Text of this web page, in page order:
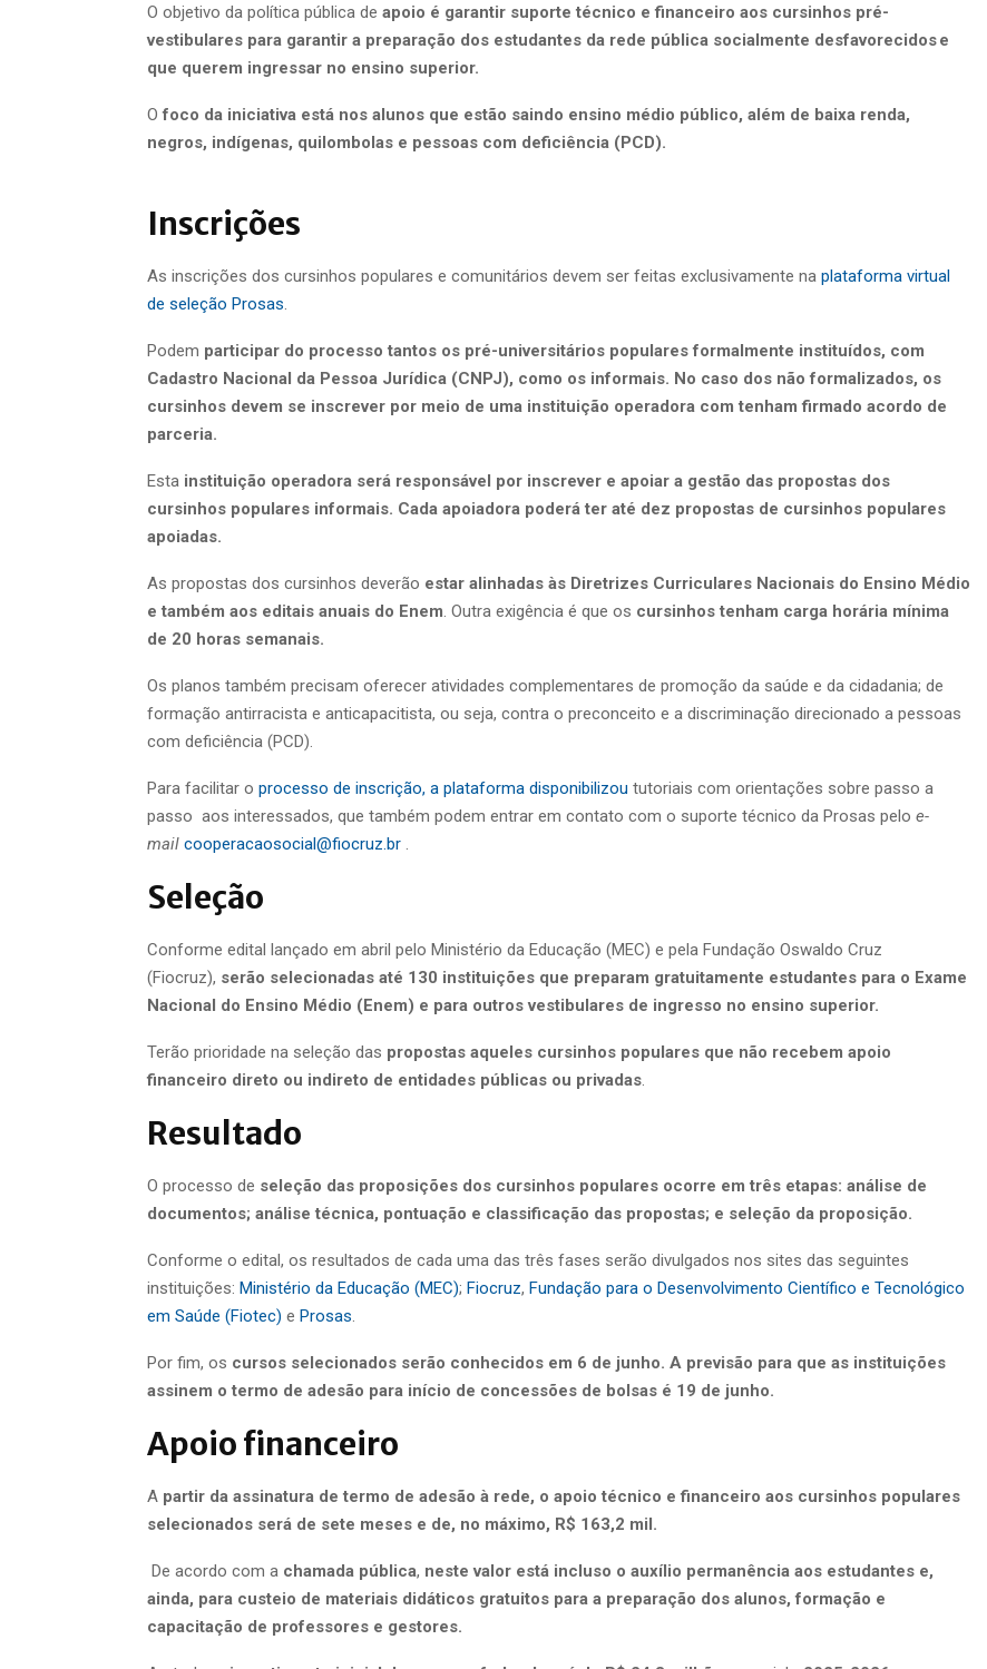
O objetivo da política pública de apoio é garantir suporte técnico e financeiro aos cursinhos pré-
vestibulares para garantir a preparação dos estudantes da rede pública socialmente desfavorecidos e
que querem ingressar no ensino superior.
Ofoco da iniciativa está nos alunos que estão saindo ensino médio público, além de baixa renda,
negros, indígenas, quilombolas e pessoas com deficiência (PCD).
Inscrições
As inscrições dos cursinhos populares e comunitários devem ser feitas exclusivamente na plataforma virtual
de seleção Prosas.
Podem participar do processo tantos os pré-universitários populares formalmente instituídos, com
Cadastro Nacional da Pessoa Jurídica (CNPJ), como os informais. No caso dos não formalizados, os
cursinhos devem se inscrever por meio de uma instituição operadora com tenham firmado acordo de
parceria.
Esta instituição operadora será responsável por inscrever e apoiar a gestão das propostas dos
cursinhos populares informais. Cada apoiadora poderá ter até dez propostas de cursinhos populares
apoiadas.
As propostas dos cursinhos deverão estar alinhadas às Diretrizes Curriculares Nacionais do Ensino Médio
e também aos editais anuais do Enem. Outra exigência é que os cursinhos tenham carga horária mínima
de 20 horas semanais.
Os planos também precisam oferecer atividades complementares de promoção da saúde e da cidadania; de
formação antirracista e anticapacitista, ou seja, contra o preconceito e a discriminação direcionado a pessoas
com deficiência (PCD).
Para facilitar o processo de inscrição, a plataforma disponibilizou tutoriais com orientações sobre passo a
passo aos interessados, que também podem entrar em contato com o suporte técnico da Prosas pelo e-
mail cooperacaosocial@fiocruz.br .
Seleção
Conforme edital lançado em abril pelo Ministério da Educação (MEC) e pela Fundação Oswaldo Cruz
(Fiocruz), serão selecionadas até 130 instituições que preparam gratuitamente estudantes para o Exame
Nacional do Ensino Médio (Enem) e para outros vestibulares de ingresso no ensino superior.
Terão prioridade na seleção das propostas aqueles cursinhos populares que não recebem apoio
financeiro direto ou indireto de entidades públicas ou privadas.
Resultado
O processo de seleção das proposições dos cursinhos populares ocorre em três etapas: análise de
documentos; análise técnica, pontuação e classificação das propostas; e seleção da proposição.
Conforme o edital, os resultados de cada uma das três fases serão divulgados nos sites das seguintes
instituições: Ministério da Educação (MEC); Fiocruz, Fundação para o Desenvolvimento Científico e Tecnológico
em Saúde (Fiotec) e Prosas.
Por fim, os cursos selecionados serão conhecidos em 6 de junho. A previsão para que as instituições
assinem o termo de adesão para início de concessões de bolsas é 19 de junho.
Apoio financeiro
A partir da assinatura de termo de adesão à rede, o apoio técnico e financeiro aos cursinhos populares
selecionados será de sete meses e de, no máximo, R$ 163,2 mil.
De acordo com a chamada pública, neste valor está incluso o auxílio permanência aos estudantes e,
ainda, para custeio de materiais didáticos gratuitos para a preparação dos alunos, formação e
capacitação de professores e gestores.